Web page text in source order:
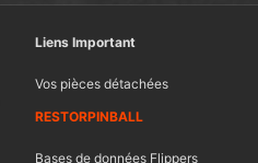
Liens Important
Vos pièces détachées
RESTORPINBALL
Bases de données Flippers